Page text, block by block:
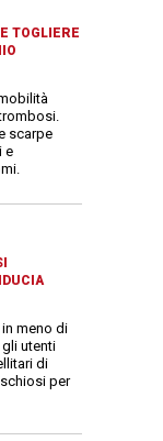
TOGLIERE
scarpe
e
meno di
gli utenti
di
per